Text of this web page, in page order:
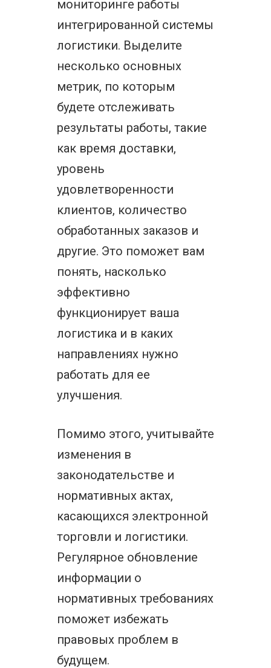
мониторинге работы
интегрированной системы
логистики. Выделите
несколько основных
метрик, по которым
будете отслеживать
результаты работы, такие
как время доставки,
уровень
удовлетворенности
клиентов, количество
обработанных заказов и
другие. Это поможет вам
понять, насколько
эффективно
функционирует ваша
логистика и в каких
направлениях нужно
работать для ее
улучшения.
Помимо этого, учитывайте
изменения в
законодательстве и
нормативных актах,
касающихся электронной
торговли и логистики.
Регулярное обновление
информации о
нормативных требованиях
поможет избежать
правовых проблем в
будущем.